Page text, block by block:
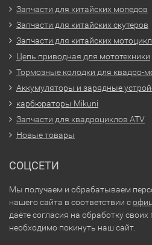
Запчасти для китайских мопедов
Запчасти для китайских скутеров
Запчасти для китайских
Цепь приводная для мототехники
Тормозные колодки для квадро-
Аккумуляторы и зарядные
карбюраторы Mikuni
Запчасти для квадроциклов ATV
Новые товары
СОЦСЕТИ
Мы получаем и обрабатываем
нашего сайта в соответствии с
даёте согласия на обработку
необходимо покинуть наш сайт.